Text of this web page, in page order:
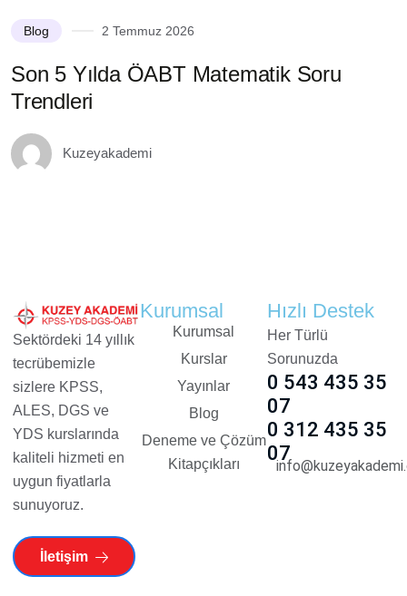
Blog 2 Temmuz 2026
Son 5 Yılda ÖABT Matematik Soru
Trendleri
Kuzeyakademi
Sektördeki 14 yıllık
tecrübemizle
sizlere KPSS,
ALES, DGS ve
YDS kurslarında
kaliteli hizmeti en
uygun fiyatlarla
sunuyoruz.
İletişim
Kurumsal
Kurumsal
Kurslar
Yayınlar
Blog
Deneme ve Çözüm
Kitapçıkları
Hızlı Destek
Her Türlü
Sorunuzda
0 543 435 35
07
0 312 435 35
07